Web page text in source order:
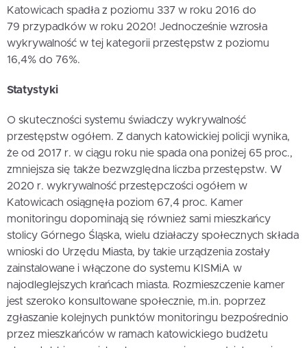
Katowicach spadła z poziomu 337 w roku 2016 do
79 przypadków w roku 2020! Jednocześnie wzrosła
wykrywalność w tej kategorii przestępstw z poziomu
16,4% do 76%.
Statystyki
O skuteczności systemu świadczy wykrywalność
przestępstw ogółem. Z danych katowickiej policji wynika,
że od 2017 r. w ciągu roku nie spada ona poniżej 65 proc.,
zmniejsza się także bezwzględna liczba przestępstw. W
2020 r. wykrywalność przestępczości ogółem w
Katowicach osiągnęła poziom 67,4 proc. Kamer
monitoringu dopominają się również sami mieszkańcy
stolicy Górnego Śląska, wielu działaczy społecznych składa
wnioski do Urzędu Miasta, by takie urządzenia zostały
zainstalowane i włączone do systemu KISMiA w
najodleglejszych krańcach miasta. Rozmieszczenie kamer
jest szeroko konsultowane społecznie, m.in. poprzez
zgłaszanie kolejnych punktów monitoringu bezpośrednio
przez mieszkańców w ramach katowickiego budżetu